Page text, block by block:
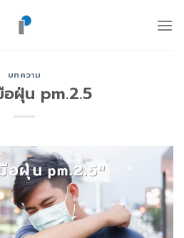
บทความ
อฝุ่น pm.2.5